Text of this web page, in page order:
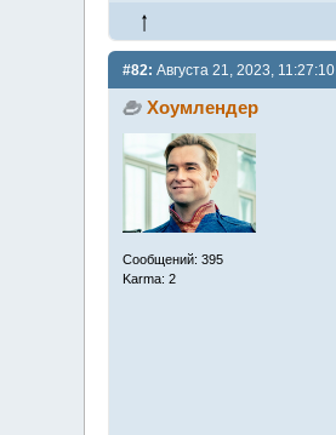
#82: Августа 21, 2023, 11:27:10
Хоумлендер
Сообщений: 395
Karma: 2